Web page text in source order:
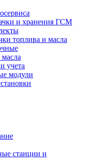
и хранения ГСМ
топлива и масла
учета
модули
станции и